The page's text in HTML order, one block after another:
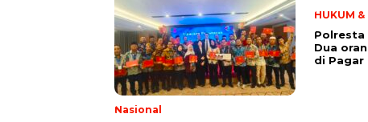
Nasional
HUKUM &
Polresta
Dua
di Pagar